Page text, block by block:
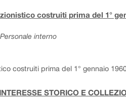
costruiti prima del 1°
interno
costruiti prima del 1° gennaio
STORICO E